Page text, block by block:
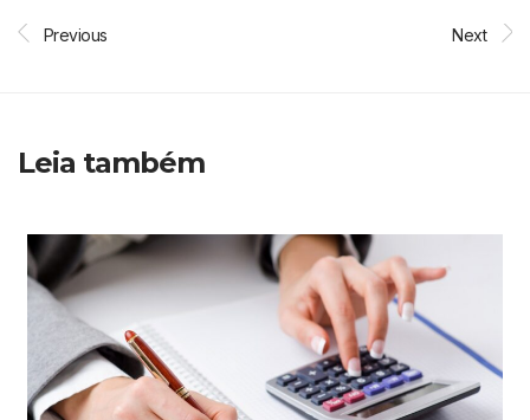
Previous Next
Leia também